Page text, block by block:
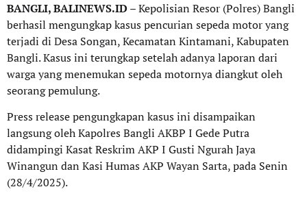
BANGLI, BALINEWS.ID– Kepolisian Resor (Polres) Bangli
berhasil mengungkap kasus pencurian sepeda motor yang
terjadi di Desa Songan, Kecamatan Kintamani, Kabupaten
Bangli. Kasus ini terungkap setelah adanya laporan dari
warga yang menemukan sepeda motornya diangkut oleh
seorang pemulung.
Press release pengungkapan kasus ini disampaikan
langsung oleh Kapolres Bangli AKBP I Gede Putra
didampingi Kasat Reskrim AKP I Gusti Ngurah Jaya
Winangun dan Kasi Humas AKP Wayan Sarta, pada Senin
(28/4/2025).